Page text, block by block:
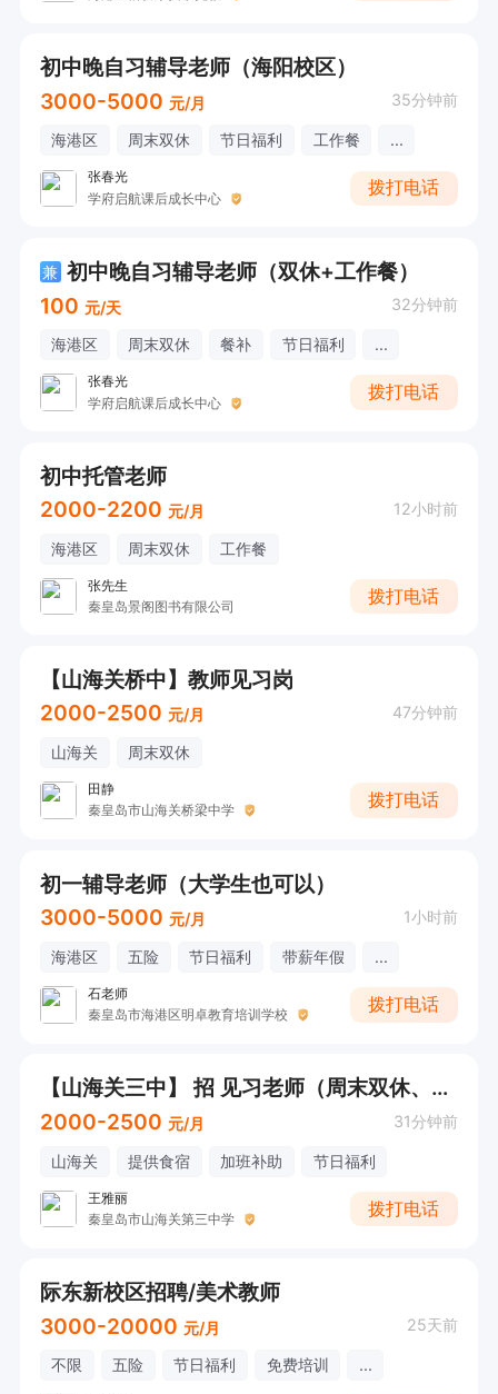
初中晚自习辅导老师（海阳校区）
3000-5000 元/月 35分钟前
海港区 周末双休 节日福利 工作餐 ...
张春光
学府启航课后成长中心
拨打电话
兼 初中晚自习辅导老师（双休+工作餐）
100 元/天 32分钟前
海港区 周末双休 餐补 节日福利 ...
张春光
学府启航课后成长中心
拨打电话
初中托管老师
2000-2200 元/月 12小时前
海港区 周末双休 工作餐
张先生
秦皇岛景阁图书有限公司
拨打电话
【山海关桥中】教师见习岗
2000-2500 元/月 47分钟前
山海关 周末双休
田静
秦皇岛市山海关桥梁中学
拨打电话
初一辅导老师（大学生也可以）
3000-5000 元/月 1小时前
海港区 五险 节日福利 带薪年假 ...
石老师
秦皇岛市海港区明卓教育培训学校
拨打电话
【山海关三中】 招 见习老师（周末双休、寒暑假）
2000-2500 元/月 31分钟前
山海关 提供食宿 加班补助 节日福利
王雅丽
秦皇岛市山海关第三中学
拨打电话
际东新校区招聘/美术教师
3000-20000 元/月 25天前
不限 五险 节日福利 免费培训 ...